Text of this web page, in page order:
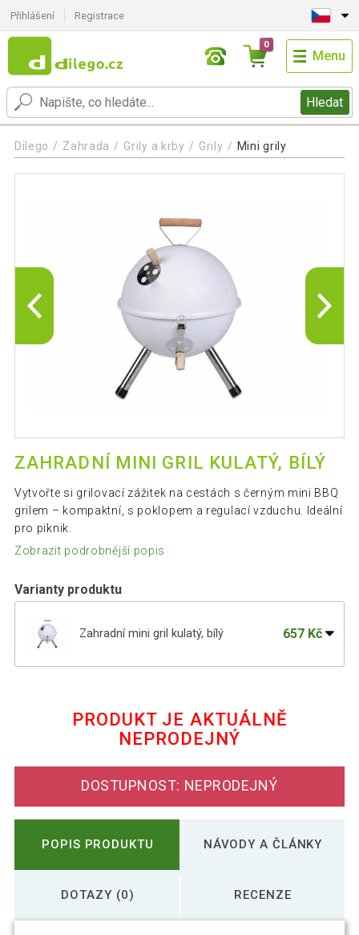
Přihlášení Registrace
Hledat
0
Menu
Dilego Zahrada Grily a krby Grily Mini grily
ZAHRADNÍ MINI GRIL KULATÝ, BÍLÝ
Vytvořte si grilovací zážitek na cestách s černým mini BBQ
grilem – kompaktní, s poklopem a regulací vzduchu. Ideální
pro piknik.
Zobrazit podrobnější popis
Varianty produktu
Zahradní mini gril kulatý, bílý 657 Kč
PRODUKT JE AKTUÁLNĚ
NEPRODEJNÝ
DOSTUPNOST: NEPRODEJNÝ
POPIS PRODUKTU NÁVODY A ČLÁNKY
DOTAZY (0) RECENZE